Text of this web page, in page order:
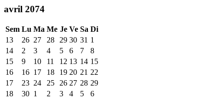
avril 2074
Sem Lu Ma Me Je Ve Sa Di
13
26 27 28 29 30 31 1
14
2 3 4 5 6 7
8
15
9 10 11 12 13 14 15
16
16 17 18 19 20 21 22
17
23 24 25 26 27 28 29
18
30 1 2 3 4 5 6